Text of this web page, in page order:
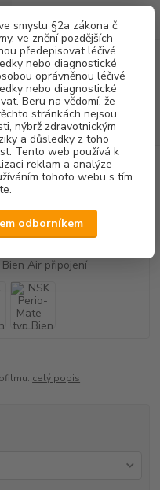
smyslu §2a zákona č.
ve znění pozdějších
předepisovat léčivé
nebo diagnostické
oprávněnou léčivé
nebo diagnostické
Beru na vědomí, že
stránkách nejsou
nýbrž zdravotnickým
a důsledky z toho
Tento web používá k
reklam a analýze
tohoto webu s tím
odborníkem
Menu
Hledat
za0,00 Kč
Mate - typ Bien Air připojení
Bien Air
celý popis